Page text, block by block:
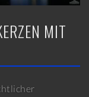
MIT